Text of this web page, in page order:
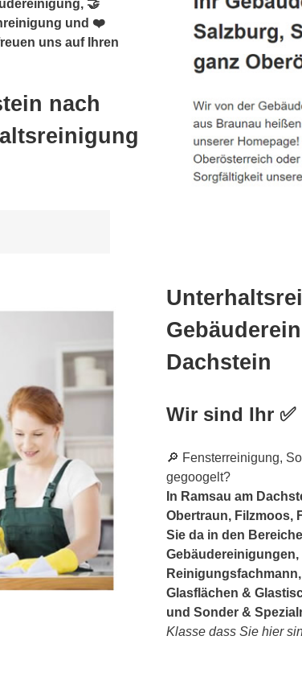
🤝
und ❤️
uns auf Ihren
nach
Dachstein
Wir sind Ihr ✅
🔎 Fensterreinigung,
gegoogelt?
In Ramsau am
Obertraun, Filzmoos,
Sie da in den
Glasflächen &
und Sonder &
Klasse dass Sie hier